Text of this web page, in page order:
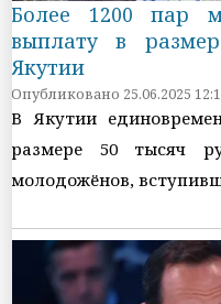
Более 1200 пар
выплату в
Якутии
Опубликовано 25.06.2025
В Якутии
размере 50 тысяч
молодожёнов,